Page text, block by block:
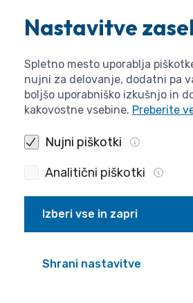
O agenciji
Splošne zadeve
Pravne zadeve
Nastavitve
Spletno mesto uporablja
nujni za delovanje, dodatni pa
boljšo uporabniško izkušnjo in
kakovostne vsebine. Preberite
Nujni piškotki
Analitični piškotki
Izberi vse in zapri
Shrani nastavitve